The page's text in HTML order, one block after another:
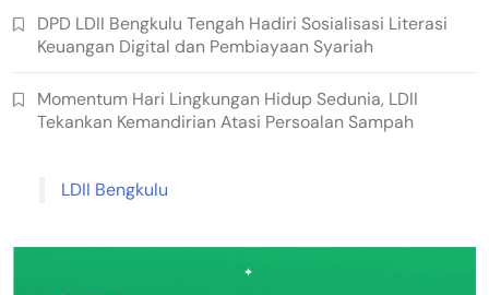
DPD LDII Bengkulu Tengah Hadiri Sosialisasi Literasi
Keuangan Digital dan Pembiayaan Syariah
Momentum Hari Lingkungan Hidup Sedunia, LDII
Tekankan Kemandirian Atasi Persoalan Sampah
LDII Bengkulu